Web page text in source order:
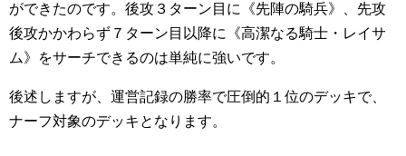
ができたのです。後攻３ターン目に《先陣の騎兵》、先攻
後攻かかわらず７ターン目以降に《高潔なる騎士・レイサ
ム》をサーチできるのは単純に強いです。
後述しますが、運営記録の勝率で圧倒的１位のデッキで、
ナーフ対象のデッキとなります。